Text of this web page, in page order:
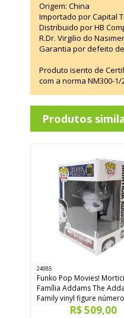
Origem: China
Importado por Capital
Distribuido por HB
R.Dr. Virgilio do
Garantia por defeito
Produto isento de
com a norma NM300-
Produtos
24085
Funko Pop Movies!
Família Addams The
Family vinyl figure
R$ 509,00